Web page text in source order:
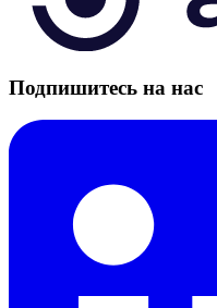
Подпишитесь на нас